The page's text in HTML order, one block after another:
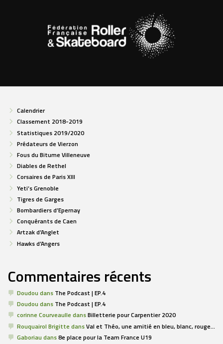
Calendrier
Classement 2018-2019
Statistiques 2019/2020
Prédateurs de Vierzon
Fous du Bitume Villeneuve
Diables de Rethel
Corsaires de Paris XIII
Yeti’s Grenoble
Tigres de Garges
Bombardiers d’Epernay
Conquérants de Caen
Artzak d’Anglet
Hawks d’Angers
Commentaires récents
Doudou dans The Podcast | EP.4
Doudou dans The Podcast | EP.4
corinne CourveaulledansBilletterie pour Carpentier 2020
Rouquairol BrigittedansVal et Théo, une amitié en bleu, blanc, rouge…
Gaboriau dans8e place pour la Team France U19